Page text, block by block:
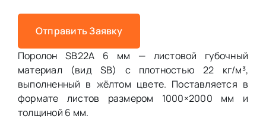
Отправить Заявку
Поролон SB22A 6 мм — листовой губочный
материал (вид SB) с плотностью 22 кг/м³,
выполненный в жёлтом цвете. Поставляется в
формате листов размером 1000×2000 мм и
толщиной 6 мм.